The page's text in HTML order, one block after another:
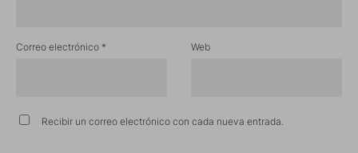
Correo electrónico * Web
Recibir un correo electrónico con cada nueva entrada.